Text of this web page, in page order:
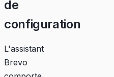
de
configuration
L'assistant
Brevo